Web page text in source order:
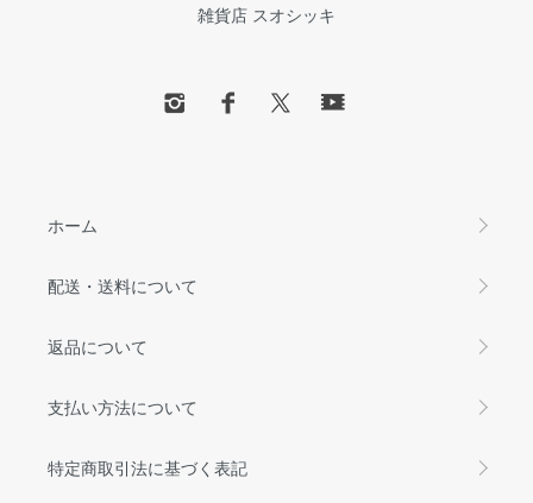
雑貨店 スオシッキ
ホーム
配送・送料について
返品について
支払い方法について
特定商取引法に基づく表記